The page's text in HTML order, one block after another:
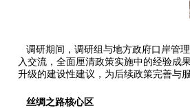
调研期间，调研组与地方政府口岸管
入交流，全面厘清政策实施中的经验成
升级的建设性建议，为后续政策完善与
丝绸之路核心区